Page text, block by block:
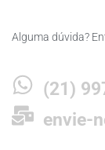
Alguma dúvida?
(21)
envie-